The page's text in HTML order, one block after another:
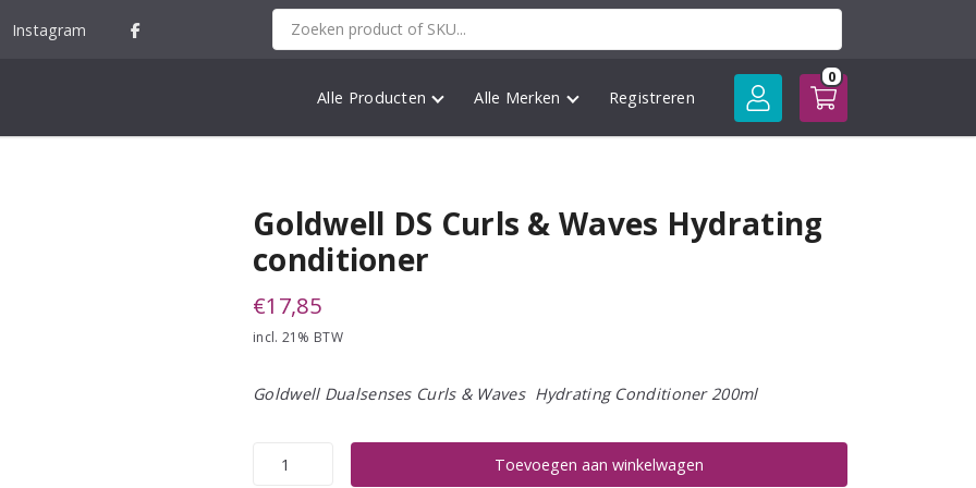
Instagram
Alle Producten Alle Merken Registreren
0
Goldwell DS Curls & Waves Hydrating
conditioner
€17,85
incl. 21% BTW
Goldwell Dualsenses Curls & Waves Hydrating Conditioner 200ml
Goldwell
Toevoegen aan winkelwagen